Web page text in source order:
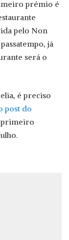
prémio é
pelo Non
já
será o
é preciso
post do
primeiro